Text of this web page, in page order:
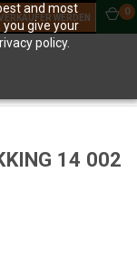
and most
give your
policy.
WERDEN
0
14 002